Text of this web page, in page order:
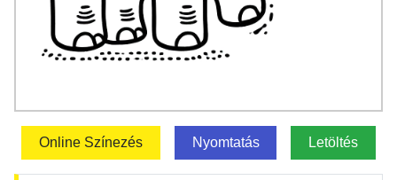
Online Színezés Nyomtatás Letöltés